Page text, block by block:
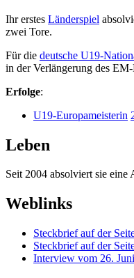
Ihr erstes Länderspiel
zwei Tore.
Für die deutsche U19-
in der Verlängerung des
Erfolge:
U19-Europameisterin
Leben
Seit 2004 absolviert sie
Weblinks
Steckbrief auf der
Steckbrief auf der
Interview vom 26.